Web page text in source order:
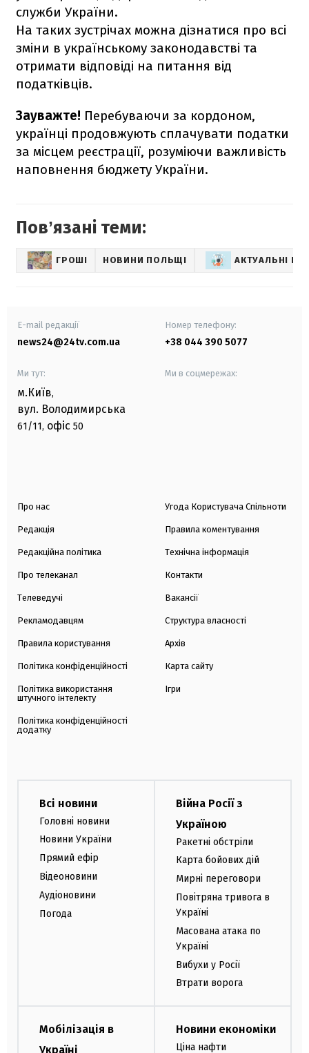
служби України.
На таких зустрічах можна дізнатися про всі
зміни в українському законодавстві та
отримати відповіді на питання від
податківців.
Зауважте! Перебуваючи за кордоном,
українці продовжують сплачувати податки
за місцем реєстрації, розуміючи важливість
наповнення бюджету України.
Повʼязані теми:
ГРОШІ НОВИНИ ПОЛЬЩІ АКТУАЛЬНІ
E-mail редакції
news24@24tv.com.ua
Номер телефону:
+38 044 390 5077
Ми тут:
м.Київ,
вул. Володимирська
61/11, офіс 50
Ми в соцмережах:
Про нас
Редакція
Редакційна політика
Про телеканал
Телеведучі
Рекламодавцям
Правила користування
Політика конфіденційності
Політика використання
штучного інтелекту
Політика конфіденційності
додатку
Угода Користувача Спільноти
Правила коментування
Технічна інформація
Контакти
Вакансії
Структура власності
Архів
Карта сайту
Ігри
Всі новини
Головні новини
Новини України
Прямий ефір
Відеоновини
Аудіоновини
Погода
Війна Росії з
Україною
Ракетні обстріли
Карта бойових дій
Мирні переговори
Повітряна тривога в
Україні
Масована атака по
Україні
Вибухи у Росії
Втрати ворога
Мобілізація в
Україні
Новини економіки
Ціна нафти